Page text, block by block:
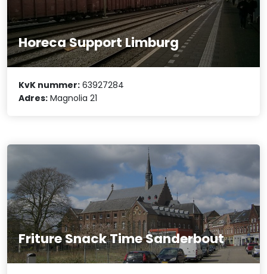
Horeca Support Limburg
KvK nummer: 63927284
Adres: Magnolia 21
Friture Snack Time Sanderbout